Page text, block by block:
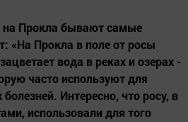
на Прокла бывают самые
«На Прокла в поле от росы
вода в реках и озерах -
часто используют для
Интересно, что росу, в
использовали для того